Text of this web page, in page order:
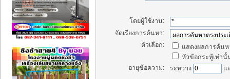
โดยผู้ใช้งาน:
จัดเรียงการค้นหา:
ตัวเลือก:
แสดงผลการค้น
หัวข้อกระทู้เท่านั้
อายุข้อความ:
ระหว่าง แ